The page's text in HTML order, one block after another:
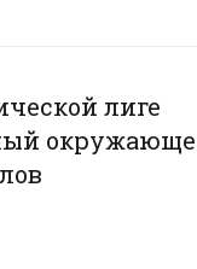
лиге